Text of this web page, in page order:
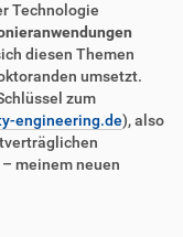
Technologie
diesen Themen
umsetzt.
zum
engineering.de), also
meinem neuen